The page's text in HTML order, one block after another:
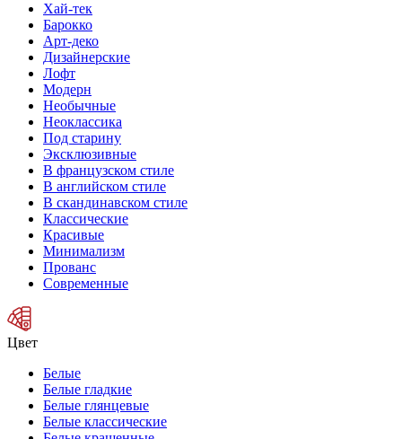
Хай-тек
Барокко
Арт-деко
Дизайнерские
Лофт
Модерн
Необычные
Неоклассика
Под старину
Эксклюзивные
В французском стиле
В английском стиле
В скандинавском стиле
Классические
Красивые
Минимализм
Прованс
Современные
Цвет
Белые
Белые гладкие
Белые глянцевые
Белые классические